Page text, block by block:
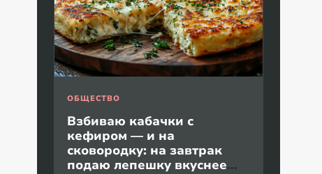
ОБЩЕСТВО
Взбиваю кабачки с
кефиром — и на
сковородку: на завтрак
подаю лепешку вкуснее